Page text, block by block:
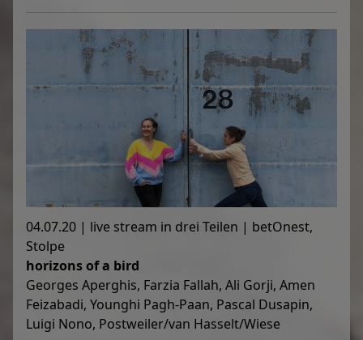
04.07.20 | live stream in drei Teilen | betOnest,
Stolpe
horizons of a bird
Georges Aperghis, Farzia Fallah, Ali Gorji, Amen
Feizabadi, Younghi Pagh-Paan, Pascal Dusapin,
Luigi Nono, Postweiler/van Hasselt/Wiese